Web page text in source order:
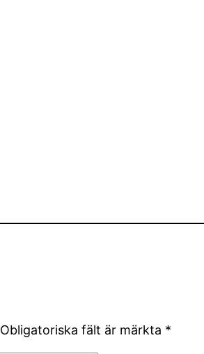
Obligatoriska fält är märkta *